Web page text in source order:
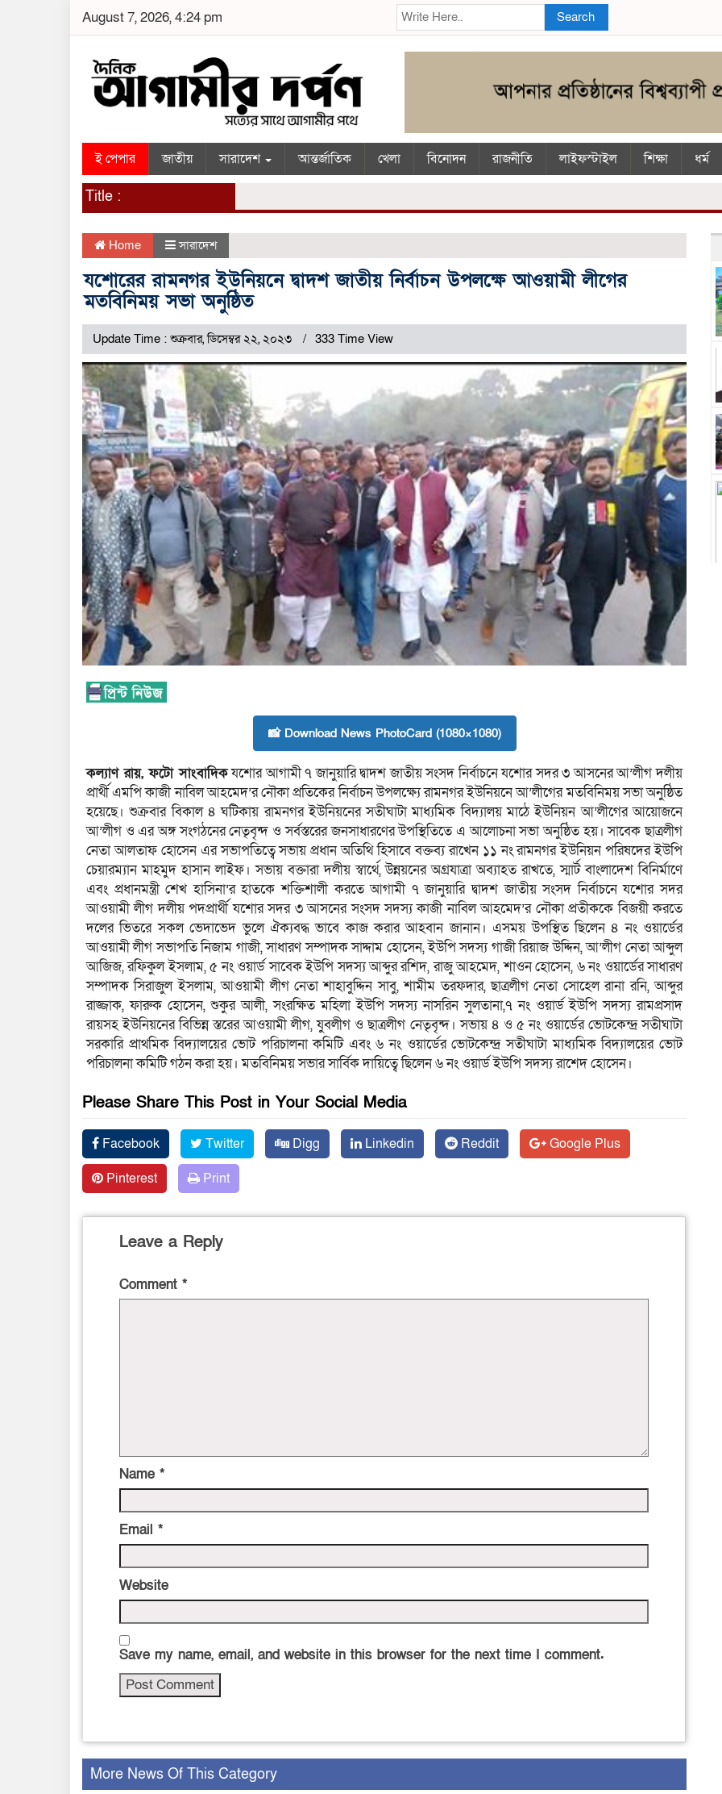
August 7, 2026, 4:24 pm Search
ই পেপার জাতীয় সারাদেশ আন্তর্জাতিক খেলা বিনোদন রাজনীতি লাইফস্টাইল শিক্ষা ধর্ম
Title :
Home সারাদেশ
যশোরের রামনগর ইউনিয়নে দ্বাদশ জাতীয় নির্বাচন উপলক্ষে আওয়ামী লীগের
মতবিনিময় সভা অনুষ্ঠিত
Update Time : শুক্রবার, ডিসেম্বর ২২, ২০২৩ 333 Time View
📸 Download News PhotoCard (1080×1080)
কল্যাণ রায়, ফটো সাংবাদিকযশোর আগামী ৭ জানুয়ারি দ্বাদশ জাতীয় সংসদ নির্বাচনে যশোর সদর ৩ আসনের আ’লীগ দলীয়
প্রার্থী এমপি কাজী নাবিল আহমেদ’র নৌকা প্রতিকের নির্বাচন উপলক্ষ্যে রামনগর ইউনিয়নে আ’লীগের মতবিনিময় সভা অনুষ্ঠিত
হয়েছে। শুক্রবার বিকাল ৪ ঘটিকায় রামনগর ইউনিয়নের সতীঘাটা মাধ্যমিক বিদ্যালয় মাঠে ইউনিয়ন আ’লীগের আয়োজনে
আ’লীগ ও এর অঙ্গ সংগঠনের নেতৃবৃন্দ ও সর্বস্তরের জনসাধারণের উপস্থিতিতে এ আলোচনা সভা অনুষ্ঠিত হয়। সাবেক ছাত্রলীগ
নেতা আলতাফ হোসেন এর সভাপতিত্বে সভায় প্রধান অতিথি হিসাবে বক্তব্য রাখেন ১১ নং রামনগর ইউনিয়ন পরিষদের ইউপি
চেয়ারম্যান মাহমুদ হাসান লাইফ। সভায় বক্তারা দলীয় স্বার্থে, উন্নয়নের অগ্রযাত্রা অব্যাহত রাখতে, স্মার্ট বাংলাদেশ বিনির্মাণে
এবং প্রধানমন্ত্রী শেখ হাসিনা’র হাতকে শক্তিশালী করতে আগামী ৭ জানুয়ারি দ্বাদশ জাতীয় সংসদ নির্বাচনে যশোর সদর
আওয়ামী লীগ দলীয় পদপ্রার্থী যশোর সদর ৩ আসনের সংসদ সদস্য কাজী নাবিল আহমেদ’র নৌকা প্রতীককে বিজয়ী করতে
দলের ভিতরে সকল ভেদাভেদ ভুলে ঐক্যবদ্ধ ভাবে কাজ করার আহবান জানান। এসময় উপস্থিত ছিলেন ৪ নং ওয়ার্ডের
আওয়ামী লীগ সভাপতি নিজাম গাজী, সাধারণ সম্পাদক সাদ্দাম হোসেন, ইউপি সদস্য গাজী রিয়াজ উদ্দিন, আ’লীগ নেতা আব্দুল
আজিজ, রফিকুল ইসলাম, ৫ নং ওয়ার্ড সাবেক ইউপি সদস্য আব্দুর রশিদ, রাজু আহমেদ, শাওন হোসেন, ৬ নং ওয়ার্ডের সাধারণ
সম্পাদক সিরাজুল ইসলাম, আওয়ামী লীগ নেতা শাহাবুদ্দিন সাবু, শামীম তরফদার, ছাত্রলীগ নেতা সোহেল রানা রনি, আব্দুর
রাজ্জাক, ফারুক হোসেন, শুকুর আলী, সংরক্ষিত মহিলা ইউপি সদস্য নাসরিন সুলতানা,৭ নং ওয়ার্ড ইউপি সদস্য রামপ্রসাদ
রায়সহ ইউনিয়নের বিভিন্ন স্তরের আওয়ামী লীগ, যুবলীগ ও ছাত্রলীগ নেতৃবৃন্দ। সভায় ৪ ও ৫ নং ওয়ার্ডের ভোটকেন্দ্র সতীঘাটা
সরকারি প্রাথমিক বিদ্যালয়ের ভোট পরিচালনা কমিটি এবং ৬ নং ওয়ার্ডের ভোটকেন্দ্র সতীঘাটা মাধ্যমিক বিদ্যালয়ের ভোট
পরিচালনা কমিটি গঠন করা হয়। মতবিনিময় সভার সার্বিক দায়িত্বে ছিলেন ৬ নং ওয়ার্ড ইউপি সদস্য রাশেদ হোসেন।
Please Share This Post in Your Social Media
Facebook Twitter Digg Linkedin Reddit
Google Plus
Pinterest
Print
Leave a Reply
Comment *
Name *
Email *
Website
Save my name, email, and website in this browser for the next time I comment.
More News Of This Category